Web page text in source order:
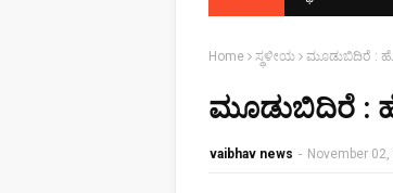
Home ಸ್ಥಳೀಯ ಮೂಡುಬಿದಿರೆ :
ಮೂಡುಬಿದಿರೆ :
vaibhav news - November